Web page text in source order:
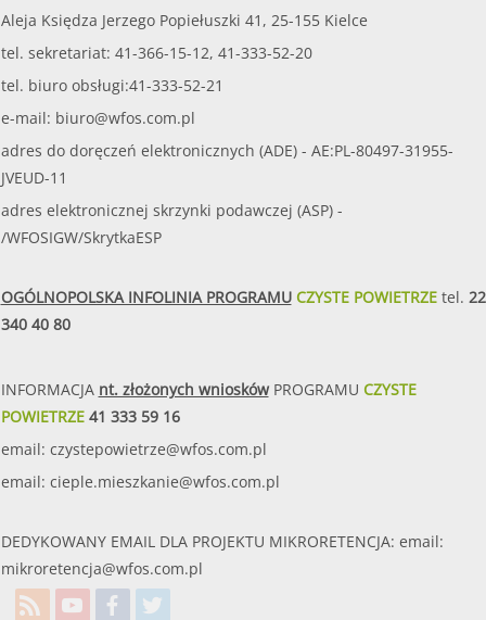
Aleja Księdza Jerzego Popiełuszki 41, 25-155 Kielce
tel. sekretariat: 41-366-15-12, 41-333-52-20
tel. biuro obsługi:41-333-52-21
e-mail: biuro@wfos.com.pl
adres do doręczeń elektronicznych (ADE) - AE:PL-80497-31955-
JVEUD-11
adres elektronicznej skrzynki podawczej (ASP) -
/WFOSIGW/SkrytkaESP
OGÓLNOPOLSKA INFOLINIA PROGRAMUCZYSTE POWIETRZEtel. 22
340 40 80
INFORMACJA nt. złożonych wnioskówPROGRAMU CZYSTE
POWIETRZE41 333 59 16
email: czystepowietrze@wfos.com.pl
email: cieple.mieszkanie@wfos.com.pl
DEDYKOWANY EMAIL DLA PROJEKTU MIKRORETENCJA: email:
mikroretencja@wfos.com.pl